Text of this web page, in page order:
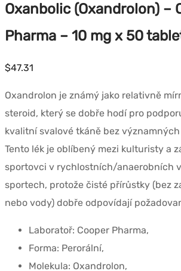
Oxanbolic (Oxandrolon) –
Pharma – 10 mg x 50
$47.31
Oxandrolon je známý jako relativně
steroid, který se dobře hodí pro
kvalitní svalové tkáně bez
Tento lék je oblíbený mezi kulturisty a
sportovci v rychlostních/anaerobních
sportech, protože čisté přírůstky (bez
nebo vody) dobře odpovídají
Laboratoř: Cooper Pharma,
Forma: Perorální,
Molekula: Oxandrolon,